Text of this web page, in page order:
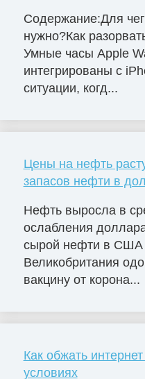
Содержание:Для
нужно?Как
Умные часы Apple
интегрированы с
ситуации, когд...
Цены на нефть
запасов нефти в
Нефть выросла в
ослабления
сырой нефти в США
Великобритания
вакцину от корона...
Как обжать
условиях